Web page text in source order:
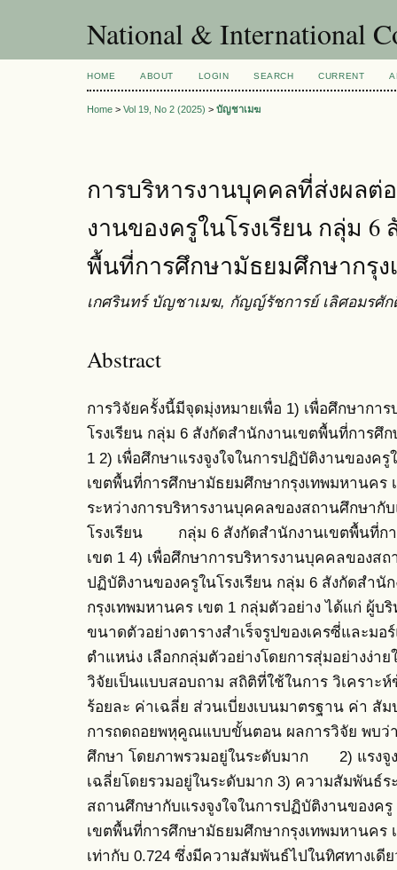
National & International
HOME ABOUT LOGIN SEARCH CURRENT
Home > Vol 19, No 2 (2025) > บัญชาเมฆ
การบริหารงานบุคคลที่ส่งผลต่
งานของครูในโรงเรียน กลุ่ม 6
พื้นที่การศึกษามัธยมศึกษากรุง
เกศรินทร์ บัญชาเมฆ, กัญญ์รัชการย์ เลิศอมรศัก
Abstract
การวิจัยครั้งนี้มีจุดมุ่งหมายเพื่อ 1) เพื่อศึกษาก
โรงเรียน กลุ่ม 6 สังกัดสำนักงานเขตพื้นที่การศึ
1 2) เพื่อศึกษาแรงจูงใจในการปฏิบัติงานของค
เขตพื้นที่การศึกษามัธยมศึกษากรุงเทพมหานคร
ระหว่างการบริหารงานบุคคลของสถานศึกษากั
โรงเรียน กลุ่ม 6 สังกัดสำนักงานเขตพื้นที่กา
เขต 1 4) เพื่อศึกษาการบริหารงานบุคคลของส
ปฏิบัติงานของครูในโรงเรียน กลุ่ม 6 สังกัดสำ
กรุงเทพมหานคร เขต 1 กลุ่มตัวอย่าง ได้แก่ ผู้
ขนาดตัวอย่างตารางสำเร็จรูปของเครซี่และม
ตำแหน่ง เลือกกลุ่มตัวอย่างโดยการสุ่มอย่างง่า
วิจัยเป็นแบบสอบถาม สถิติที่ใช้ในการ วิเคราะ
ร้อยละ ค่าเฉลี่ย ส่วนเบี่ยงเบนมาตรฐาน ค่า สั
การถดถอยพหุคูณแบบขั้นตอน ผลการวิจัย พบว่
ศึกษา โดยภาพรวมอยู่ในระดับมาก 2) แรงจู
เฉลี่ยโดยรวมอยู่ในระดับมาก 3) ความสัมพันธ์
สถานศึกษากับแรงจูงใจในการปฏิบัติงานของค
เขตพื้นที่การศึกษามัธยมศึกษากรุงเทพมหานค
เท่ากับ 0.724 ซึ่งมีความสัมพันธ์ไปในทิศทางเ